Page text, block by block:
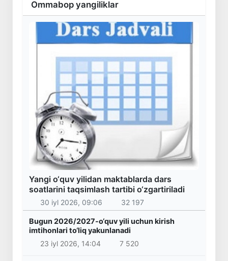
Ommabop yangiliklar
Yangi o‘quv yilidan maktablarda dars
soatlarini taqsimlash tartibi o‘zgartiriladi
30 iyl 2026, 09:06 32 197
Bugun 2026/2027-o‘quv yili uchun kirish
imtihonlari to‘liq yakunlanadi
23 iyl 2026, 14:04
7 520